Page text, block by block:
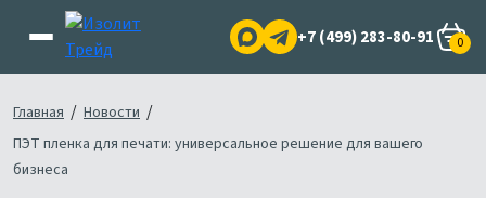
+7 (499) 283-80-91 0
Главная / Новости /
ПЭТ пленка для печати: универсальное решение для вашего
бизнеса